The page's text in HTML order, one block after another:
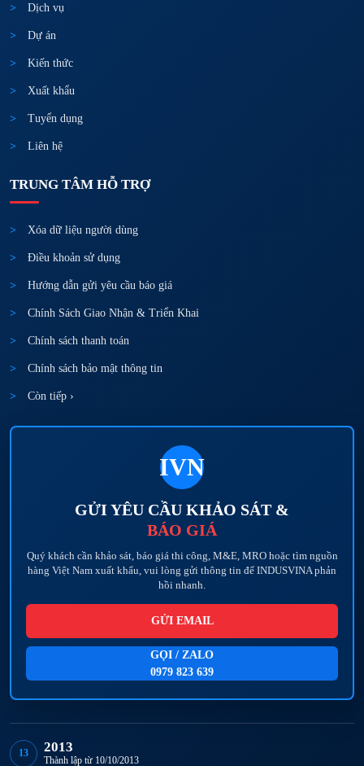
Dịch vụ
Dự án
Kiến thức
Xuất khẩu
Tuyển dụng
Liên hệ
TRUNG TÂM HỖ TRỢ
Xóa dữ liệu người dùng
Điều khoản sử dụng
Hướng dẫn gửi yêu cầu báo giá
Chính Sách Giao Nhận & Triển Khai
Chính sách thanh toán
Chính sách bảo mật thông tin
Còn tiếp ›
IVN
GỬI YÊU CẦU KHẢO SÁT &
BÁO GIÁ
Quý khách cần khảo sát, báo giá thi công, M&E, MRO hoặc tìm nguồn
hàng Việt Nam xuất khẩu, vui lòng gửi thông tin để INDUSVINA phản
hồi nhanh.
GỬI EMAIL
GỌI / ZALO
0979 823 639
13 2013
Thành lập từ 10/10/2013